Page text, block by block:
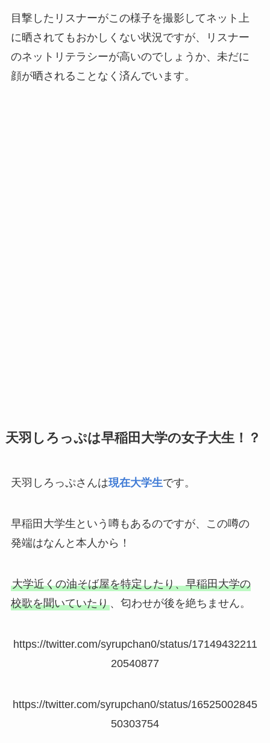
目撃したリスナーがこの様子を撮影してネット上
に晒されてもおかしくない状況ですが、リスナー
のネットリテラシーが高いのでしょうか、未だに
顔が晒されることなく済んでいます。
天羽しろっぷは早稲田大学の女子大生！？
天羽しろっぷさんは現在大学生です。
早稲田大学生という噂もあるのですが、この噂の
発端はなんと本人から！
大学近くの油そば屋を特定したり、早稲田大学の
校歌を聞いていたり、匂わせが後を絶ちません。
https://twitter.com/syrupchan0/status/17149432211
20540877
https://twitter.com/syrupchan0/status/16525002845
50303754